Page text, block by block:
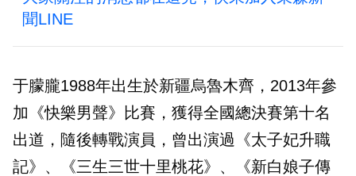
聞LINE
于朦朧1988年出生於新疆烏魯木齊，2013年參
加《快樂男聲》比賽，獲得全國總決賽第十名
出道，隨後轉戰演員，曾出演過《太子妃升職
記》、《三生三世十里桃花》、《新白娘子傳